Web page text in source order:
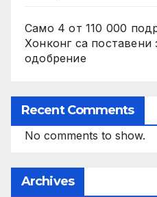
Само 4 от 110 000
Хонконг са поставени
одобрение
Recent Comments
No comments to show.
Archives